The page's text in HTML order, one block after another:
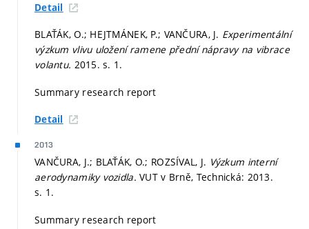
Detail
BLAŤÁK, O.; HEJTMÁNEK, P.; VANČURA, J. Experimentální
výzkum vlivu uložení ramene přední nápravy na vibrace
volantu. 2015.s. 1.
Summary research report
Detail
2013
VANČURA, J.; BLAŤÁK, O.; ROZSÍVAL, J. Výzkum interní
aerodynamiky vozidla.VUT v Brně, Technická: 2013.
s. 1.
Summary research report